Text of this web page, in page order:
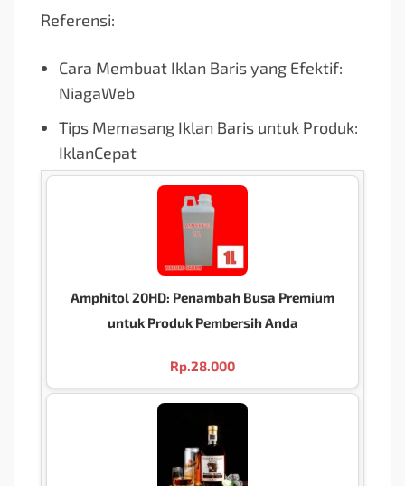
Referensi:
Cara Membuat Iklan Baris yang Efektif:
NiagaWeb
Tips Memasang Iklan Baris untuk Produk:
IklanCepat
Amphitol 20HD: Penambah Busa Premium
untuk Produk Pembersih Anda
Rp.28.000